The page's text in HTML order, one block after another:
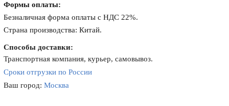
Формы оплаты:
Безналичная форма оплаты с НДС 22%.
Страна производства: Китай.
Способы доставки:
Транспортная компания, курьер, самовывоз.
Сроки отгрузки по России
Ваш город:Москва